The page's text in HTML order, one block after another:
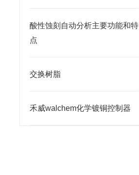
酸性蚀刻自动分析主要功能和特
点
交换树脂
禾威walchem化学镀铜控制器